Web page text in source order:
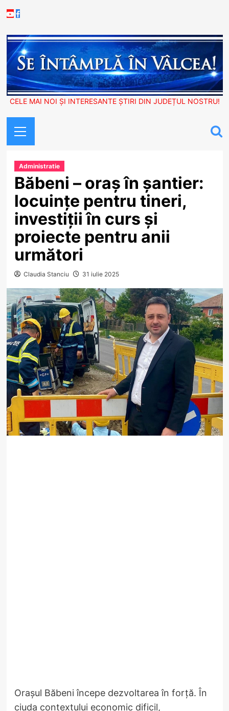
to
Youtube
Facebook
CELE MAI NOI ȘI INTERESANTE ȘTIRI DIN JUDEȚUL NOSTRU!
Menu
Administratie
Băbeni – oraș în șantier:
locuințe pentru tineri,
investiții în curs și
proiecte pentru anii
următori
Claudia Stanciu 31 iulie 2025
Orașul Băbeni începe dezvoltarea în forță. În
ciuda contextului economic dificil,